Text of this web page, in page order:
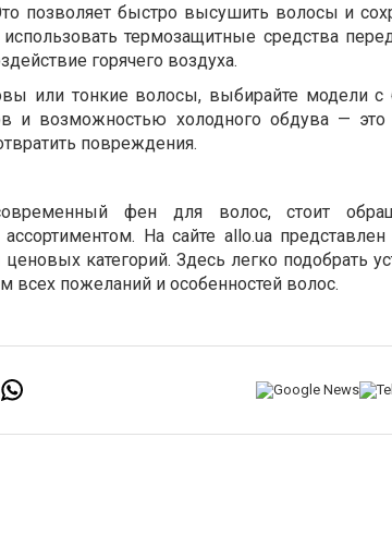
позволяет быстро высушить волосы и
термозащитные средства
горячего воздуха.
или тонкие волосы, выбирайте модели
и возможностью холодного обдува —
повреждения.
фен для волос, стоит
На сайте allo.ua
категорий. Здесь легко подобрать
всех пожеланий и особенностей волос.